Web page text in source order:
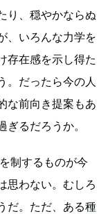
り、穏やかならぬ
、いろんな力学を
存在感を示し得た
。だったら今の人
な前向き提案もあ
るだろうか。
制するものが今
思わない。むしろ
だ。ただ、ある種